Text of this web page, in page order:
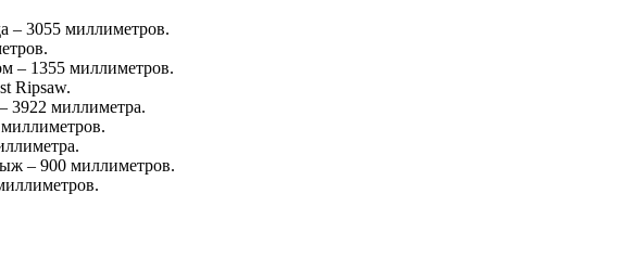
– 3055 миллиметров.
– 1355 миллиметров.
Ripsaw.
3922 миллиметра.
– 900 миллиметров.